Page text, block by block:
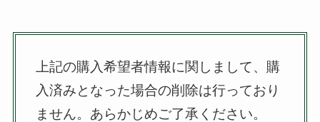
上記の購入希望者情報に関しまして、購
入済みとなった場合の削除は行っており
ません。 あらかじめご了承ください。